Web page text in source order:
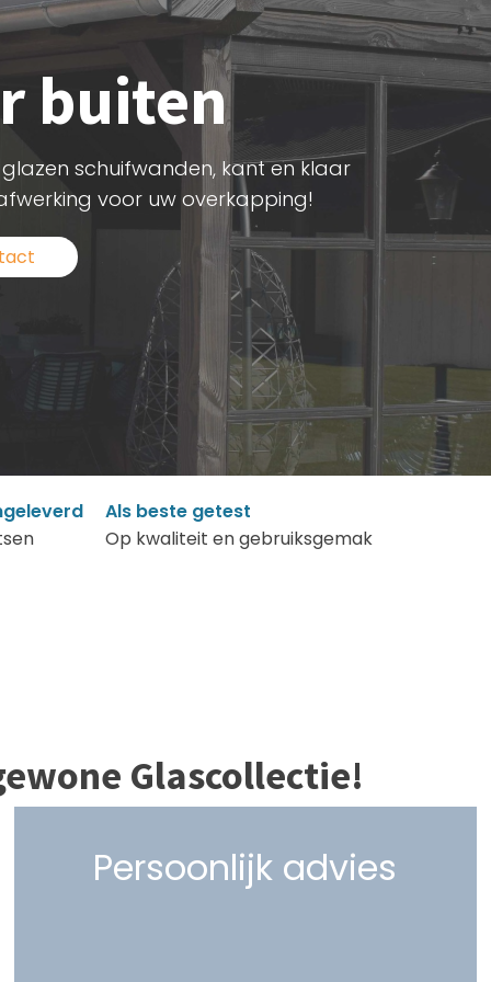
buiten
schuifwanden, kant en klaar
voor uw overkapping!
Als beste getest
Op kwaliteit en gebruiksgemak
Glascollectie!
Persoonlijk advies